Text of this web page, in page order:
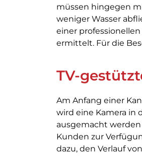
müssen hingegen
weniger Wasser
einer professionellen
ermittelt. Für die
TV-
Am Anfang einer
wird eine Kamera in
ausgemacht
Kunden zur
dazu, den Verlauf